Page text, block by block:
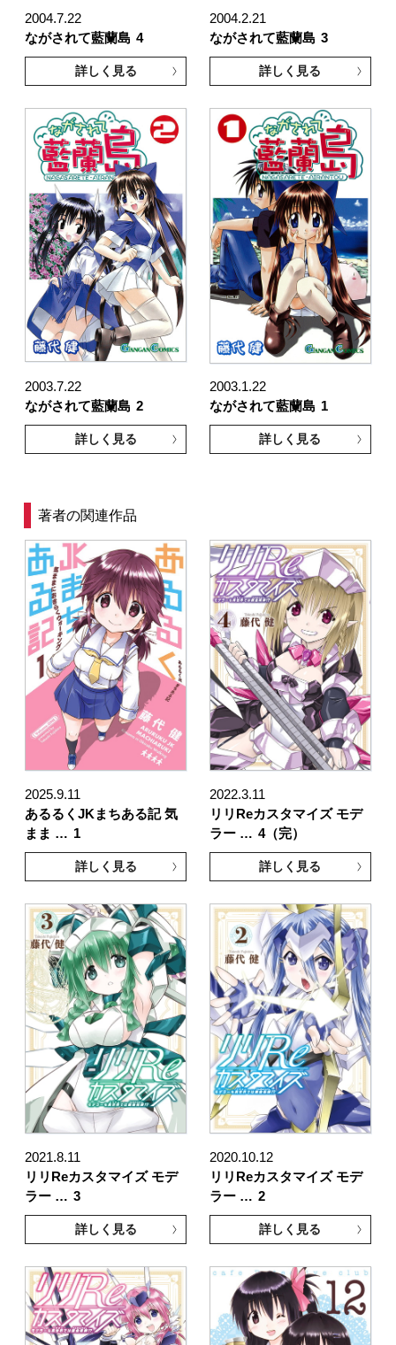
2004.7.22
ながされて藍蘭島 4
詳しく見る
2004.2.21
ながされて藍蘭島 3
詳しく見る
2003.7.22
ながされて藍蘭島 2
詳しく見る
2003.1.22
ながされて藍蘭島 1
詳しく見る
著者の関連作品
2025.9.11
あるるくJKまちある記 気
まま … 1
詳しく見る
2022.3.11
リリReカスタマイズ モデ
ラー … 4（完）
詳しく見る
2021.8.11
リリReカスタマイズ モデ
ラー … 3
詳しく見る
2020.10.12
リリReカスタマイズ モデ
ラー … 2
詳しく見る